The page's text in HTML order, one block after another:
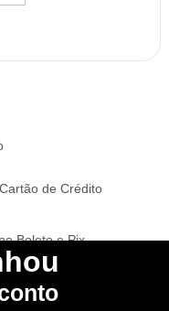
de Crédito
Boleto e Pix
Loja Física